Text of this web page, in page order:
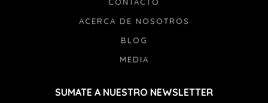
ACERCA DE NOSOTROS
BLOG
MEDIA
SUMATE A NUESTRO NEWSLETTER